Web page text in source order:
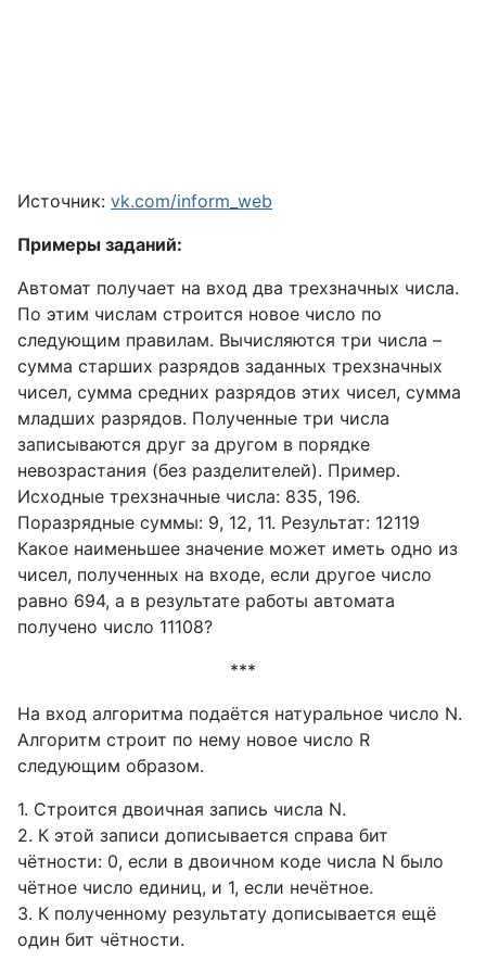
Источник: vk.com/inform_web
Примеры заданий:
Автомат получает на вход два трехзначных числа.
По этим числам строится новое число по
следующим правилам. Вычисляются три числа –
сумма старших разрядов заданных трехзначных
чисел, сумма средних разрядов этих чисел, сумма
младших разрядов. Полученные три числа
записываются друг за другом в порядке
невозрастания (без разделителей). Пример.
Исходные трехзначные числа: 835, 196.
Поразрядные суммы: 9, 12, 11. Результат: 12119
Какое наименьшее значение может иметь одно из
чисел, полученных на входе, если другое число
равно 694, а в результате работы автомата
получено число 11108?
***
На вход алгоритма подаётся натуральное число N.
Алгоритм строит по нему новое число R
следующим образом.
1. Строится двоичная запись числа N.
2. К этой записи дописывается справа бит
чётности: 0, если в двоичном коде числа N было
чётное число единиц, и 1, если нечётное.
3. К полученному результату дописывается ещё
один бит чётности.